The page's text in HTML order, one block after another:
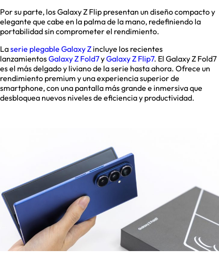
Por su parte, los Galaxy Z Flip presentan un diseño compacto y
elegante que cabe en la palma de la mano, redefiniendo la
portabilidad sin comprometer el rendimiento.
Laserie plegable Galaxy Z incluye los recientes
lanzamientosGalaxy Z Fold7yGalaxy Z Flip7. El Galaxy Z Fold7
es el más delgado y liviano de la serie hasta ahora. Ofrece un
rendimiento premium y una experiencia superior de
smartphone, con una pantalla más grande e inmersiva que
desbloquea nuevos niveles de eficiencia y productividad.